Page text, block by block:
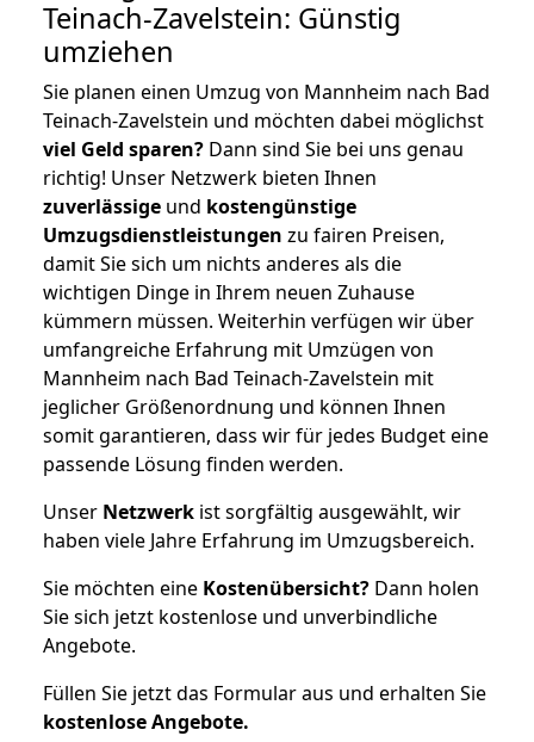
Teinach-Zavelstein: Günstig
umziehen
Sie planen einen Umzug von Mannheim nach Bad
Teinach-Zavelstein und möchten dabei möglichst
viel Geld sparen? Dann sind Sie bei uns genau
richtig! Unser Netzwerk bieten Ihnen
zuverlässige und kostengünstige
Umzugsdienstleistungen zu fairen Preisen,
damit Sie sich um nichts anderes als die
wichtigen Dinge in Ihrem neuen Zuhause
kümmern müssen. Weiterhin verfügen wir über
umfangreiche Erfahrung mit Umzügen von
Mannheim nach Bad Teinach-Zavelstein mit
jeglicher Größenordnung und können Ihnen
somit garantieren, dass wir für jedes Budget eine
passende Lösung finden werden.
Unser Netzwerk ist sorgfältig ausgewählt, wir
haben viele Jahre Erfahrung im Umzugsbereich.
Sie möchten eine Kostenübersicht? Dann holen
Sie sich jetzt kostenlose und unverbindliche
Angebote.
Füllen Sie jetzt das Formular aus und erhalten Sie
kostenloseAngebote.